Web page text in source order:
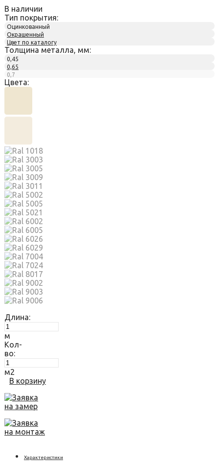
В наличии
Тип покрытия:
Оцинкованный
Окрашенный
Цвет по каталогу
Толщина металла, мм:
0,45
0,65
0,7
Цвета:
Длина:
м
Кол-
во:
м2
В корзину
Заявка
на замер
Заявка
на монтаж
Характеристики